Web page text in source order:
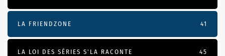
LA FRIENDZONE 41
LA LOI DES SÉRIES S'LA RACONTE 45